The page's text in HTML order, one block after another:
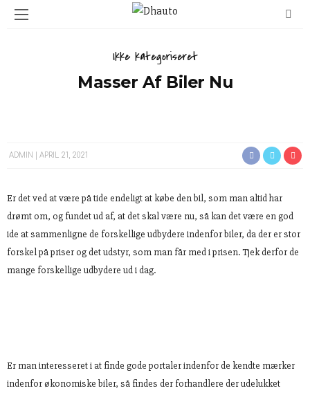
Ikke kategoriseret
Masser Af Biler Nu
ADMIN APRIL 21, 2021
Er det ved at være på tide endeligt at købe den bil, som man altid har
drømt om, og fundet ud af, at det skal være nu, så kan det være en god
ide at sammenligne de forskellige udbydere indenfor biler, da der er stor
forskel på priser og det udstyr, som man får med i prisen. Tjek derfor de
mange forskellige udbydere ud i dag.
Er man interesseret i at finde gode portaler indenfor de kendte mærker
indenfor økonomiske biler, så findes der forhandlere der udelukket